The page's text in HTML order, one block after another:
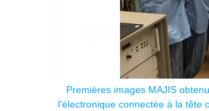
Premières images MAJIS
l'électronique connectée à la tête